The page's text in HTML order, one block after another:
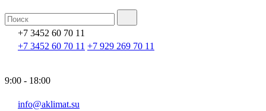
+7 3452 60 70 11
+7 3452 60 70 11 +7 929 269 70 11
9:00 - 18:00
info@aklimat.su